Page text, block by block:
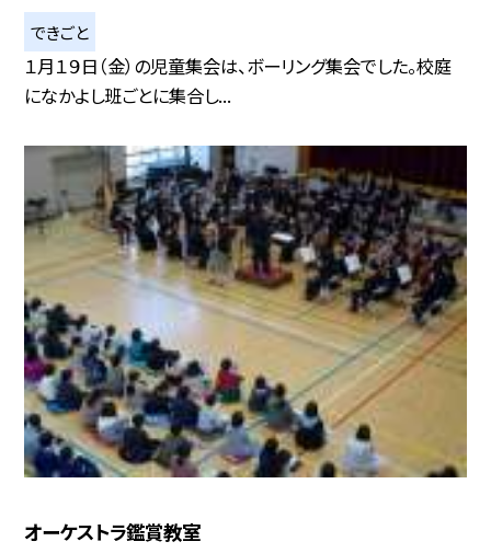
できごと
１月１９日（金）の児童集会は、ボーリング集会でした。校庭
になかよし班ごとに集合し...
オーケストラ鑑賞教室